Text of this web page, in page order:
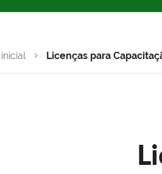
Licenças para